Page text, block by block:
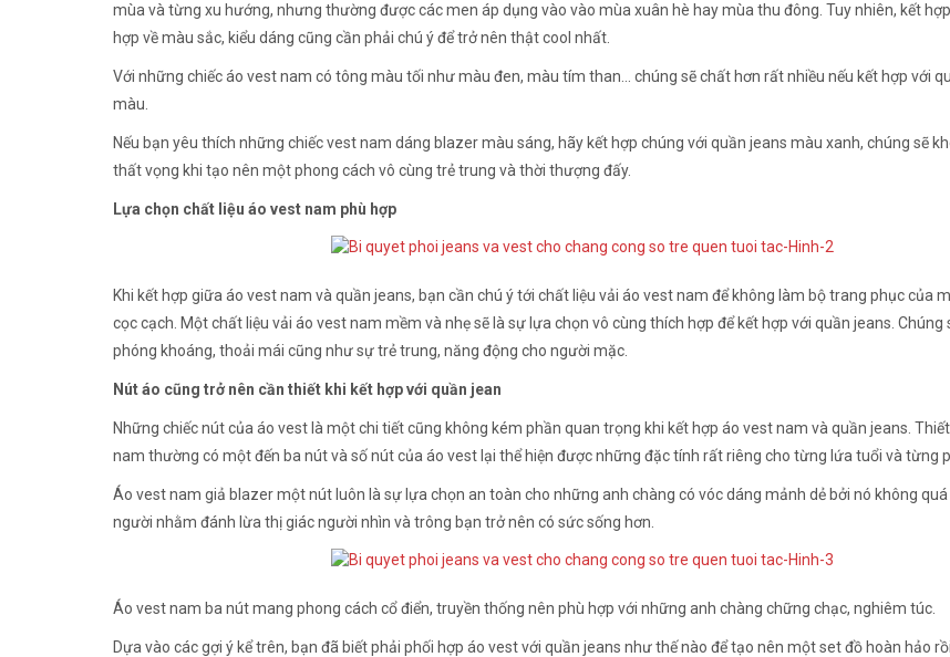
mùa và từng xu hướng, nhưng thường được các men áp dụng vào vào mùa xuân hè hay mùa thu đông. Tuy nhiên, kết
hợp về màu sắc, kiểu dáng cũng cần phải chú ý để trở nên thật cool nhất.
Với những chiếc áo vest nam có tông màu tối như màu đen, màu tím than... chúng sẽ chất hơn rất nhiều nếu kết hợp với
màu.
Nếu bạn yêu thích những chiếc vest nam dáng blazer màu sáng, hãy kết hợp chúng với quần jeans màu xanh, chúng sẽ
thất vọng khi tạo nên một phong cách vô cùng trẻ trung và thời thượng đấy.
Lựa chọn chất liệu áo vest nam phù hợp
Khi kết hợp giữa áo vest nam và quần jeans, bạn cần chú ý tới chất liệu vải áo vest nam để không làm bộ trang phục của
cọc cạch. Một chất liệu vải áo vest nam mềm và nhẹ sẽ là sự lựa chọn vô cùng thích hợp để kết hợp với quần jeans. Chúng
phóng khoáng, thoải mái cũng như sự trẻ trung, năng động cho người mặc.
Nút áo cũng trở nên cần thiết khi kết hợp với quần jean
Những chiếc nút của áo vest là một chi tiết cũng không kém phần quan trọng khi kết hợp áo vest nam và quần jeans.
nam thường có một đến ba nút và số nút của áo vest lại thể hiện được những đặc tính rất riêng cho từng lứa tuổi và từng
Áo vest nam giả blazer một nút luôn là sự lựa chọn an toàn cho những anh chàng có vóc dáng mảnh dẻ bởi nó không
người nhằm đánh lừa thị giác người nhìn và trông bạn trở nên có sức sống hơn.
Áo vest nam ba nút mang phong cách cổ điển, truyền thống nên phù hợp với những anh chàng chững chạc, nghiêm túc.
Dựa vào các gợi ý kể trên, bạn đã biết phải phối hợp áo vest với quần jeans như thế nào để tạo nên một set đồ hoàn hảo